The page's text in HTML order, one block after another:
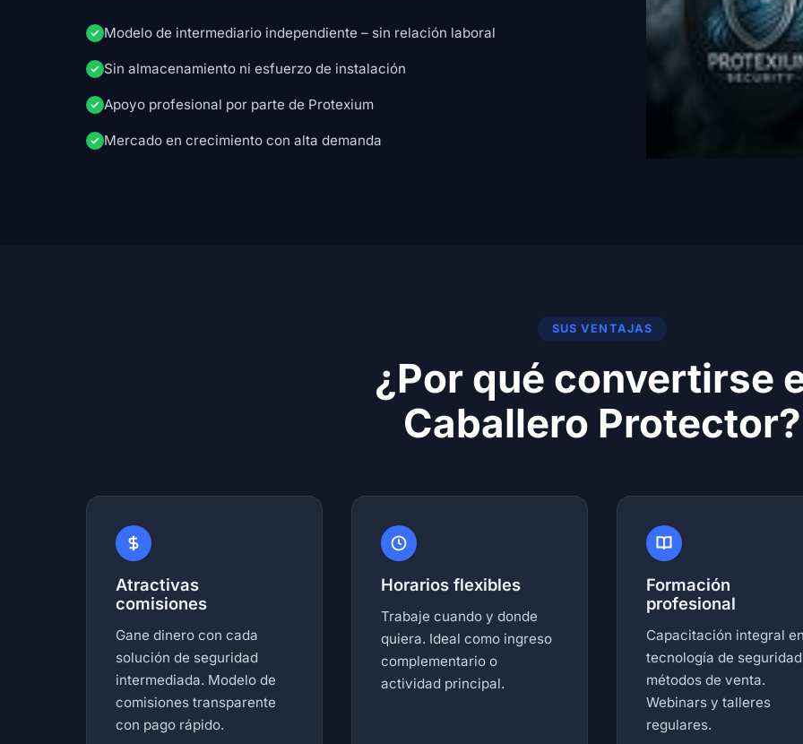
Modelo de intermediario independiente – sin relación laboral
Sin almacenamiento ni esfuerzo de instalación
Apoyo profesional por parte de Protexium
Mercado en crecimiento con alta demanda
SUS VENTAJAS
¿Por qué convertirse
Caballero Protector?
Atractivas
comisiones
Gane dinero con cada
solución de seguridad
intermediada. Modelo de
comisiones transparente
con pago rápido.
Horarios flexibles
Trabaje cuando y donde
quiera. Ideal como ingreso
complementario o
actividad principal.
Formación
profesional
Capacitación integral
tecnología de
métodos de venta.
Webinars y talleres
regulares.